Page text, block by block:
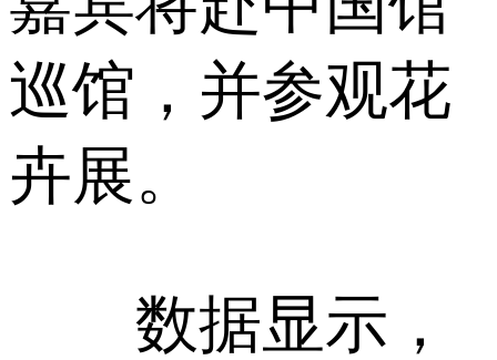
巡馆，并参观花
卉展。
数据显示，